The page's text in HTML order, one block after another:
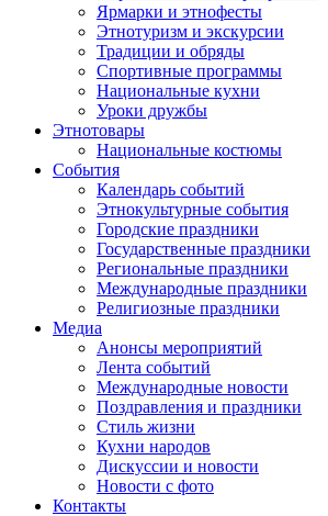
Ярмарки и этнофесты
Этнотуризм и экскурсии
Традиции и обряды
Спортивные программы
Национальные кухни
Уроки дружбы
Этнотовары
Национальные костюмы
События
Календарь событий
Этнокультурные события
Городские праздники
Государственные праздники
Региональные праздники
Международные праздники
Религиозные праздники
Медиа
Анонсы мероприятий
Лента событий
Международные новости
Поздравления и праздники
Cтиль жизни
Кухни народов
Дискуссии и новости
Новости с фото
Контакты